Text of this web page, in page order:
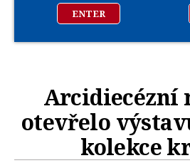
ENTER
Arcidiecézní
otevřelo
kolekce